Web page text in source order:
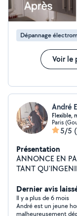
Dépannage
Voir le
André
Flexible,
Paris
5/5
Présentation
ANNONCE EN
TANT
prestations pour : - Aides à la personne - Faire du
ménage -
manutention -
Dernier avis
Il y a plus de 6 mois
André est un jeune
malheureusement